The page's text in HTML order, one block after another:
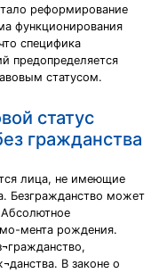
реформирование
функционирования
специфика
предопределяется
статусом.
статус
гражданства
лица, не имеющие
Безгражданство может
мента рождения.
В законе о